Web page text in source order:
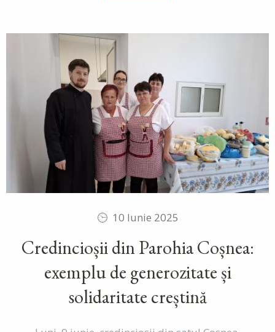
10 Iunie 2025
Credincioșii din Parohia Coșnea:
exemplu de generozitate și
solidaritate creștină